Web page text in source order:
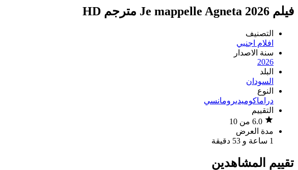
فيلم Je mappelle Agneta 2026 مترجم HD
التصنيف
افلام اجنبي
سنة الاصدار
2026
البلد
السودان
النوع
دراماكوميديرومانسي
التقييم
مدة العرض
1 ساعة و 53 دقيقة
تقييم المشاهدين